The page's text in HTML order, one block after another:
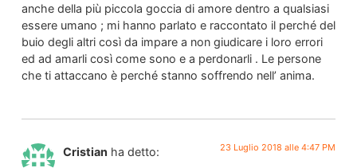
anche della più piccola goccia di amore dentro a qualsiasi
essere umano ; mi hanno parlato e raccontato il perché del
buio degli altri così da impare a non giudicare i loro errori
ed ad amarli così come sono e a perdonarli . Le persone
che ti attaccano è perché stanno soffrendo nell’ anima.
Cristian ha detto: 23 Luglio 2018 alle 4:47 PM